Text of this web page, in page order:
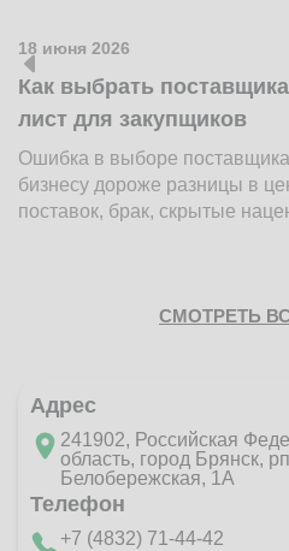
18 июня 2026
Как выбрать
лист для закупщиков
Ошибка в выборе поставщика
бизнесу дороже разницы в
поставок, брак, скрытые
СМОТРЕТЬ
Адрес
241902, Российская
область, город Брянск,
Белобережская, 1А
Телефон
+7 (4832) 71-44-42